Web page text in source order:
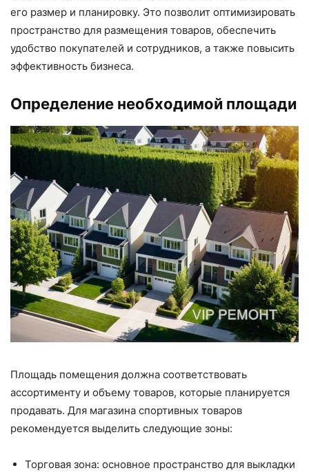
его размер и планировку. Это позволит оптимизировать
пространство для размещения товаров, обеспечить
удобство покупателей и сотрудников, а также повысить
эффективность бизнеса.
Определение необходимой площади
Площадь помещения должна соответствовать
ассортименту и объему товаров, которые планируется
продавать. Для магазина спортивных товаров
рекомендуется выделить следующие зоны:
Торговая зона: основное пространство для выкладки